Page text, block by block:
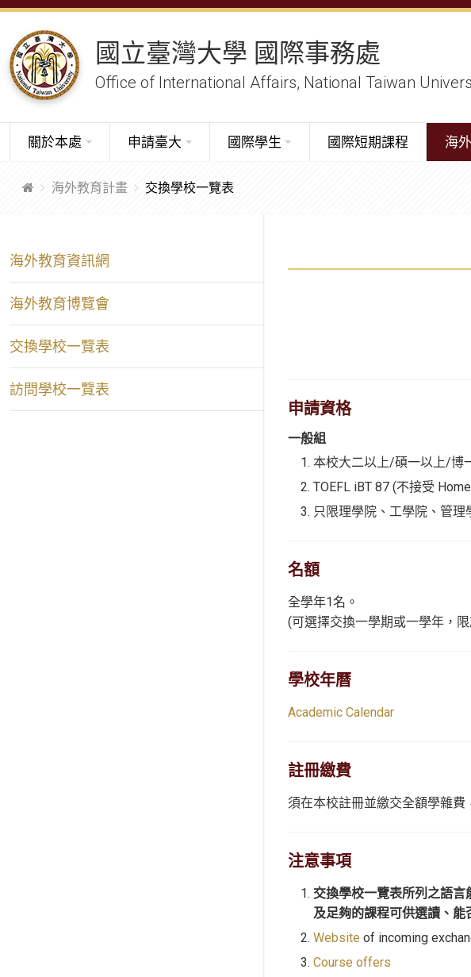
國立臺灣大學 國際事務處
Office of International Affairs, National Taiwan
關於本處 申請臺大 國際學生 國際短期課程 海
海外教育計畫 交換學校一覽表
海外教育資訊網
海外教育博覽會
交換學校一覽表
訪問學校一覽表
申請資格
一般組
本校大二以上/碩一以上/博
TOEFL iBT 87 (不接受
只限理學院、工學院、管
名額
全學年1名。
(可選擇交換一學期或一學年，
學校年曆
Academic Calendar
註冊繳費
須在本校註冊並繳交全額學雜
注意事項
交換學校一覽表所列之語
及足夠的課程可供選讀、能
Website of incoming
Course offers